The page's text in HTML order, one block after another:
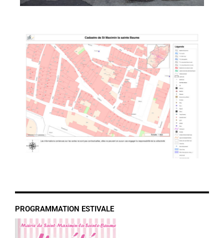
PROGRAMMATION ESTIVALE